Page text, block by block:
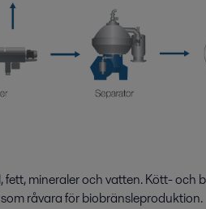
mineraler och vatten. Kött- och
råvara för biobränsleproduktion.